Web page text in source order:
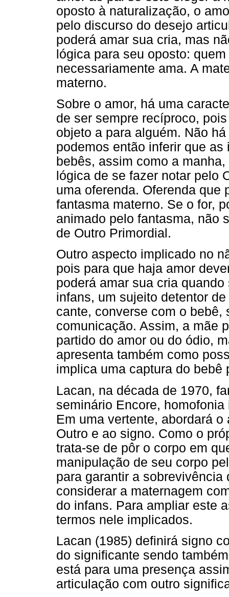
oposto à naturalização, o
pelo discurso do desejo
poderá amar sua cria, mas
lógica para seu oposto:
necessariamente ama. A
materno.
Sobre o amor, há uma
de ser sempre recíproco,
objeto a para alguém. Não
podemos então inferir que
bebês, assim como a
lógica de se fazer notar pelo
uma oferenda. Oferenda que
fantasma materno. Se o for,
animado pelo fantasma, não
de Outro Primordial.
Outro aspecto implicado no
pois para que haja amor
poderá amar sua cria
infans, um sujeito detentor
cante, converse com o
comunicação. Assim, a mãe
partido do amor ou do ódio,
apresenta também como
implica uma captura do bebê
Lacan, na década de 1970,
seminário Encore,
Em uma vertente, abordará
Outro e ao signo. Como o
trata-se de pôr o corpo em
manipulação de seu corpo
para garantir a
considerar a maternagem
do infans. Para ampliar este
termos nele implicados.
Lacan (1985) definirá signo
do significante sendo
está para uma presença
articulação com outro